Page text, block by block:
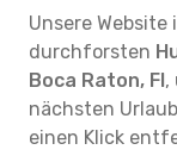
Unsere
durchforsten
Boca Raton, Fl,
nächsten
einen Klick